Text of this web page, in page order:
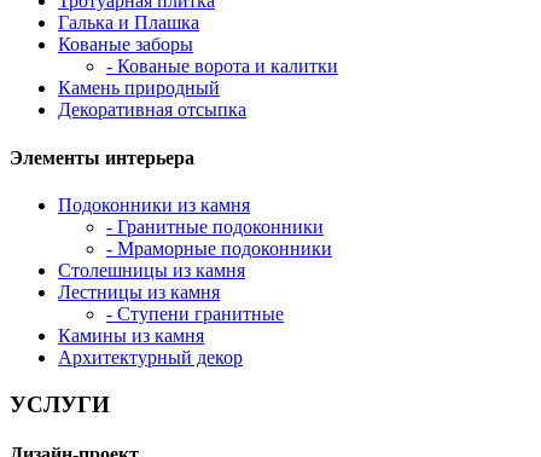
Галька и Плашка
Кованые заборы
- Кованые ворота и калитки
Камень природный
Декоративная отсыпка
Элементы интерьера
Подоконники из камня
- Гранитные подоконники
- Мраморные подоконники
Столешницы из камня
Лестницы из камня
- Ступени гранитные
Камины из камня
Архитектурный декор
УСЛУГИ